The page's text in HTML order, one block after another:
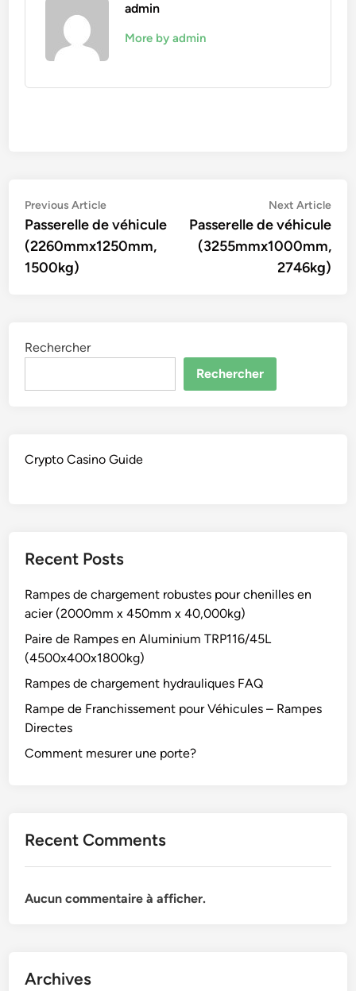
admin
More by admin
Navigation
de
l’article
Previous ArticlePrevious
article:
Passerelle de véhicule
(2260mmx1250mm,
1500kg)
Next Article
Passerelle de véhicule
(3255mmx1000mm,
2746kg)
Rechercher
Rechercher
Crypto Casino Guide
Recent Posts
Rampes de chargement robustes pour chenilles en
acier (2000mm x 450mm x 40,000kg)
Paire de Rampes en Aluminium TRP116/45L
(4500x400x1800kg)
Rampes de chargement hydrauliques FAQ
Rampe de Franchissement pour Véhicules – Rampes
Directes
Comment mesurer une porte?
Recent Comments
Aucun commentaire à afficher.
Archives